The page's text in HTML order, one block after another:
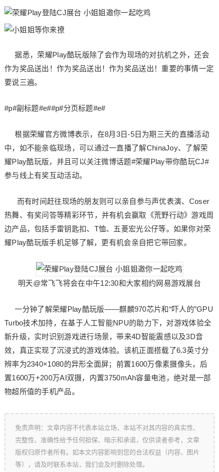
据悉，荣耀Play酷玩版除了会作为现场的对抗机之外，还会
作为奖品送出！作为奖品送出！作为奖品送出！重要的事情一定
要说三遍。
#p#副标题#e##p#分页标题#e#
根据荣耀官方微博表示，在8月3日-5日为期三天的直播活动
中，如不能亲临现场，可以通过一直播了解ChinaJoy、了解荣
耀Play酷玩版，并且可以关注微博话题#荣耀Play带你酷玩CJ#
参与线上有奖互动活动。
而有时间赶往现场的朋友则可以亲自参与声优表演、Coser
热舞、有奖问答等精彩环节，并有机会赢取《荒野行动》游戏周
边产品，包括手雷钥匙扣、T恤、五菱宏光公仔等。如果你对荣
耀Play酷玩版手机足够了解，更有机会亲自把它带回家。
明天@常飞飞将会在中午12:30和大家相约网易游戏展台
一分钟了解荣耀Play酷玩版——麒麟970芯片和“吓人的”GPU
Turbo技术加持，在基于人工智能NPU的助力下，对游戏体验全
新升级，实时识别游戏进行场景，带来4D智能震感以及3D音
效，真正实现了沉浸式的游戏体验。该机正面搭载了6.3英寸分
辨率为2340×1080的异形全面屏；前置1600万像素摄像头，后
置1600万+200万AI双摄，内置3750mAh容量电池，绝对是一部
物超所值的手机产品。
免责声明：文章内容不代表本站立场，本站不对其内容的真实性、
完整性、准确性给予任何担保、暗示和承诺，仅供读者参考，文章
版权归原作者所有。如本文内容影响到您的合法权益（内容、图片
等），请及时联系本站，我们会及时删除处理。